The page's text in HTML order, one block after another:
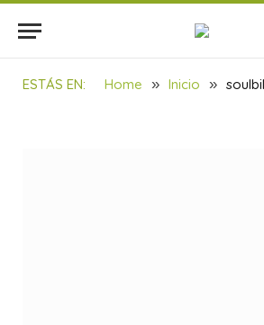
ESTÁS EN: Home » Inicio »
soulbilbao. portales
corporativos
BY SOULBILBAO 08/09/2024 1 MIN READ